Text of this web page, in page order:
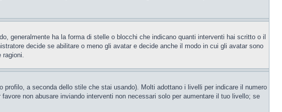
generalmente ha la forma di stelle o blocchi che indicano quanti interventi hai scritto o il
decide se abilitare o meno gli avatar e decide anche il modo in cui gli avatar sono
ragioni.
a seconda dello stile che stai usando). Molti adottano i livelli per indicare il numero
non abusare inviando interventi non necessari solo per aumentare il tuo livello; se